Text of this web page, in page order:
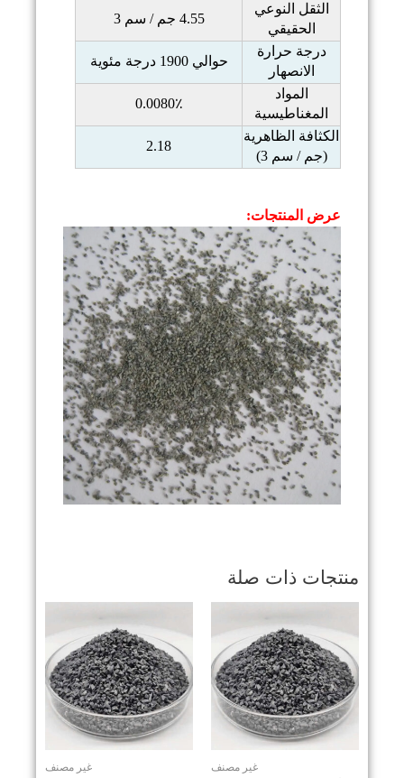
الثقل النوعي
الحقيقي
4.55 جم / سم 3
درجة حرارة
الانصهار
حوالي 1900 درجة مئوية
المواد
المغناطيسية
0.0080٪
الكثافة الظاهرية
(جم / سم 3)
2.18
عرض المنتجات:
منتجات ذات صلة
غير مصنف غير مصنف